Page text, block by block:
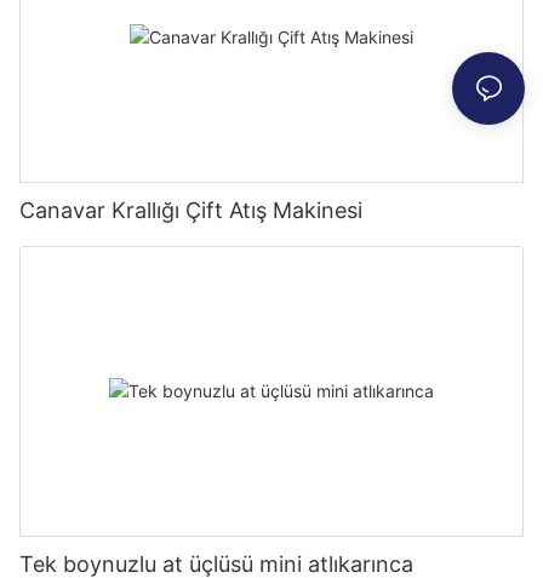
Canavar Krallığı Çift Atış Makinesi
Tek boynuzlu at üçlüsü mini atlıkarınca